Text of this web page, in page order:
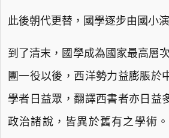
此後朝代更替，國學逐步由國小
到了清末，國學成為國家最高層
團一役以後，西洋勢力益膨脹於
學者日益眾，翻譯西書者亦日益
政治諸說，皆異於舊有之學術